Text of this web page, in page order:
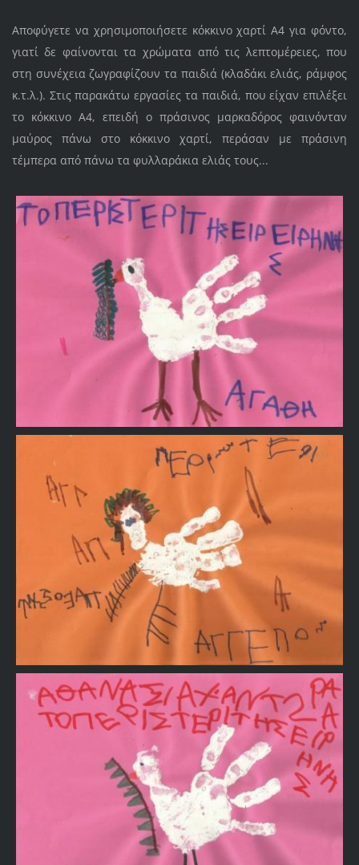
Αποφύγετε να χρησιμοποιήσετε κόκκινο χαρτί Α4 για φόντο,
γιατί δε φαίνονται τα χρώματα από τις λεπτομέρειες, που
στη συνέχεια ζωγραφίζουν τα παιδιά (κλαδάκι ελιάς, ράμφος
κ.τ.λ.). Στις παρακάτω εργασίες τα παιδιά, που είχαν επιλέξει
το κόκκινο Α4, επειδή ο πράσινος μαρκαδόρος φαινόνταν
μαύρος πάνω στο κόκκινο χαρτί, περάσαν με πράσινη
τέμπερα από πάνω τα φυλλαράκια ελιάς τους...